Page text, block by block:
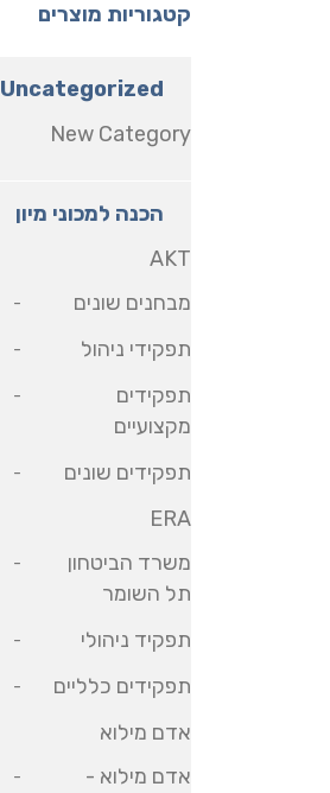
קטגוריות מוצרים
Uncategorized
New Category
הכנה למכוני מיון
AKT
מבחנים שונים
תפקידי ניהול
תפקידים
מקצועיים
תפקידים שונים
ERA
משרד הביטחון
תל השומר
תפקיד ניהולי
תפקידים כלליים
אדם מילוא
אדם מילוא -